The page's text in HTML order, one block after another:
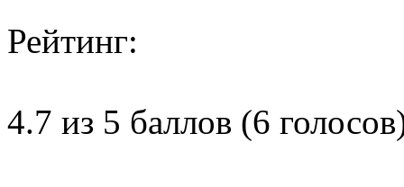
Рейтинг:
4.7 из 5 баллов (6